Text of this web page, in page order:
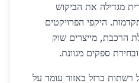
מגדילה את הביקוש
היקפי הפרויקטים
הרכבת, מייצרים שוק
ספקים מגוונת.
ברזל באזור עומד על